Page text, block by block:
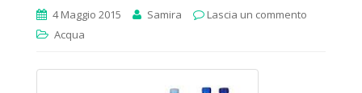
4 Maggio 2015 Samira
Lascia un commento
Acqua